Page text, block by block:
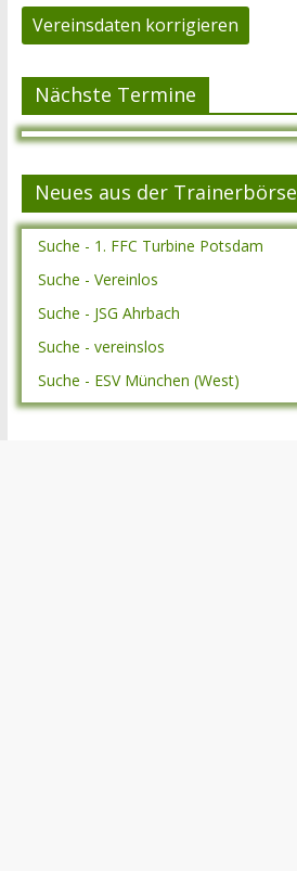
Vereinsdaten korrigieren
Nächste Termine
Neues aus der Trainerbörse
Suche - 1. FFC Turbine Potsdam
Suche - Vereinlos
Suche - JSG Ahrbach
Suche - vereinslos
Suche - ESV München (West)